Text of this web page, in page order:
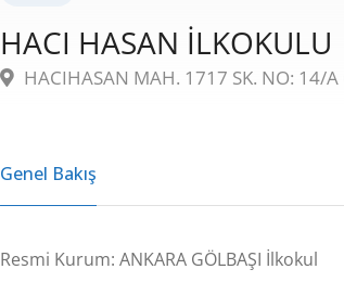
HACI HASAN İLKOKULU
HACIHASAN MAH. 1717 SK. NO: 14/A
Genel Bakış
Resmi Kurum: ANKARA GÖLBAŞI İlkokul